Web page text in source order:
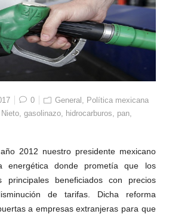
0 General , Política mexicana
,gasolinazo, hidrocarburos, pan,
2012 nuestro presidente mexicano
energética donde prometía que los
principales beneficiados con precios
de tarifas. Dicha reforma
a empresas extranjeras para que